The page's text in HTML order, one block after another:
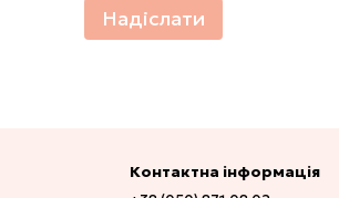
Надіслати
Контактна інформація